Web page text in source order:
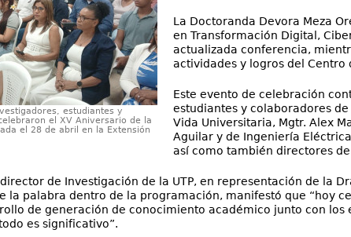
estudiantes y
el XV Aniversario de la
el 28 de abril en la Extensión
La Doctoranda Devora Meza
en Transformación Digital,
actualizada conferencia,
actividades y logros del Centro
Este evento de celebración
estudiantes y colaboradores
Vida Universitaria, Mgtr. Alex
Aguilar y de Ingeniería
así como también directores
de Investigación de la UTP, en representación de la
la palabra dentro de la programación, manifestó que “hoy
de generación de conocimiento académico junto con
es significativo”.